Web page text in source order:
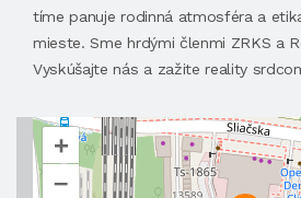
tíme panuje rodinná atmosféra a
mieste. Sme hrdými členmi ZRKS a
Vyskúšajte nás a zažite reality
+
–